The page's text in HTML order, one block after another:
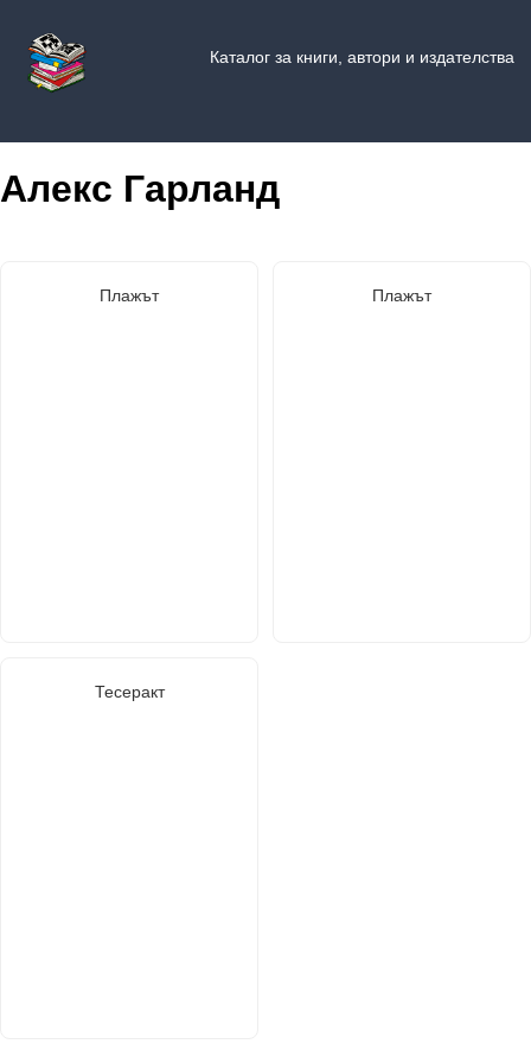
Каталог за книги, автори и издателства
Алекс Гарланд
Плажът Плажът
Тесеракт